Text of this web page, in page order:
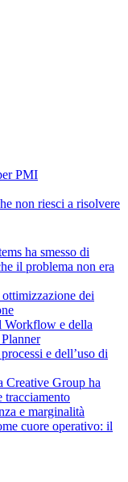
PMI
non riesci a risolvere
ha smesso di
il problema non era
dei
Workflow e della
e dell’uso di
Creative Group ha
tracciamento
e marginalità
cuore operativo: il